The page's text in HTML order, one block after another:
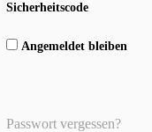
Sicherheitscode
Angemeldet bleiben
Passwort vergessen?